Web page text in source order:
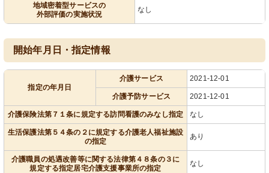
地域密着型サービスの
外部評価の実施状況
なし
開始年月日・指定情報
指定の年月日
介護サービス 2021-12-01
介護予防サービス 2021-12-01
介護保険法第７１条に規定する訪問看護のみなし指定 なし
生活保護法第５４条の２に規定する介護老人福祉施設
の指定
あり
介護職員の処遇改善等に関する法律第４８条の３に
規定する指定居宅介護支援事業所の指定
なし